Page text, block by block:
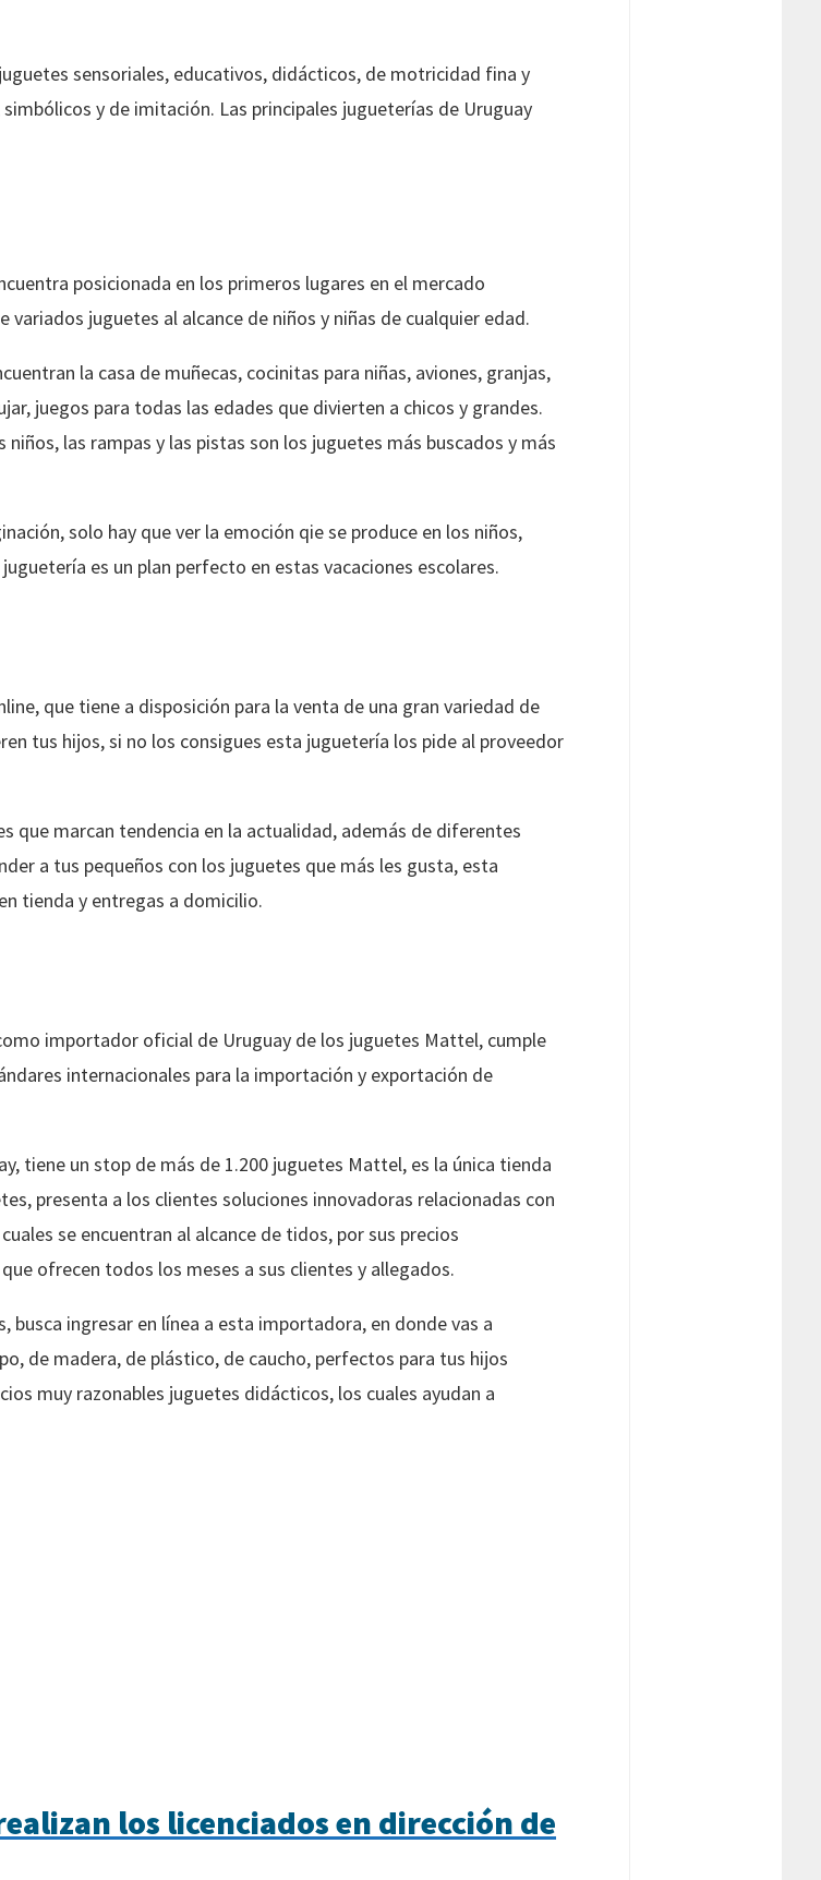
sensoriales, educativos, didácticos, de motricidad fina y
y de imitación. Las principales jugueterías de Uruguay
posicionada en los primeros lugares en el mercado
juguetes al alcance de niños y niñas de cualquier edad.
la casa de muñecas, cocinitas para niñas, aviones, granjas,
juegos para todas las edades que divierten a chicos y grandes.
las rampas y las pistas son los juguetes más buscados y más
solo hay que ver la emoción qie se produce en los niños,
es un plan perfecto en estas vacaciones escolares.
que tiene a disposición para la venta de una gran variedad de
tus hijos, si no los consigues esta juguetería los pide al proveedor
que marcan tendencia en la actualidad, además de diferentes
a tus pequeños con los juguetes que más les gusta, esta
tienda y entregas a domicilio.
importador oficial de Uruguay de los juguetes Mattel, cumple
internacionales para la importación y exportación de
tiene un stop de más de 1.200 juguetes Mattel, es la única tienda
presenta a los clientes soluciones innovadoras relacionadas con
se encuentran al alcance de tidos, por sus precios
ofrecen todos los meses a sus clientes y allegados.
busca ingresar en línea a esta importadora, en donde vas a
de madera, de plástico, de caucho, perfectos para tus hijos
muy razonables juguetes didácticos, los cuales ayudan a
los licenciados en dirección de